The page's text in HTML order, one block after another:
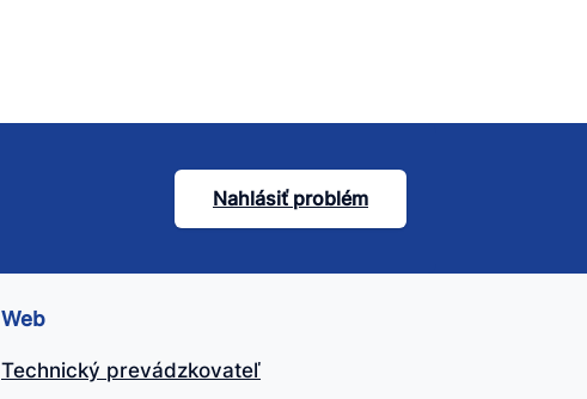
Nahlásiť problém
Web
Technický prevádzkovateľ